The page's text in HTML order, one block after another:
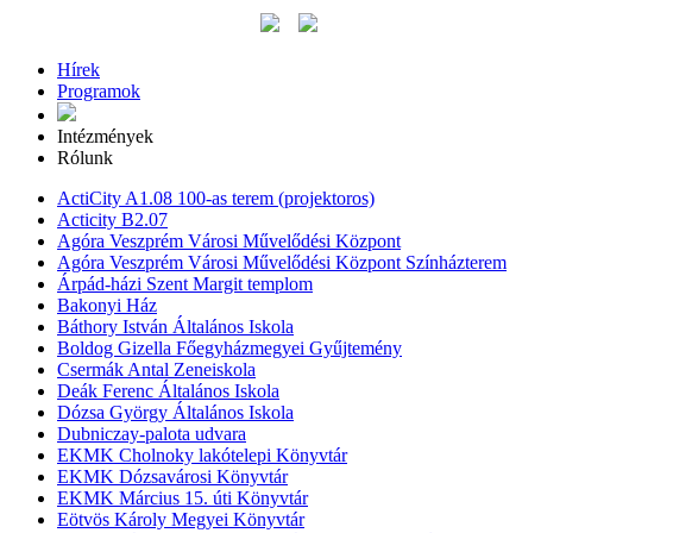
Hírek
Programok
Intézmények
Rólunk
ActiCity A1.08 100-as terem (projektoros)
Acticity B2.07
Agóra Veszprém Városi Művelődési Központ
Agóra Veszprém Városi Művelődési Központ Színházterem
Árpád-házi Szent Margit templom
Bakonyi Ház
Báthory István Általános Iskola
Boldog Gizella Főegyházmegyei Gyűjtemény
Csermák Antal Zeneiskola
Deák Ferenc Általános Iskola
Dózsa György Általános Iskola
Dubniczay-palota udvara
EKMK Cholnoky lakótelepi Könyvtár
EKMK Dózsavárosi Könyvtár
EKMK Március 15. úti Könyvtár
Eötvös Károly Megyei Könyvtár